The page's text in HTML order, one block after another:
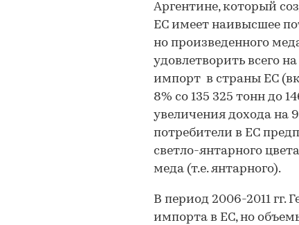
Аргентине, который
ЕС имеет наивысшее
но произведенного
удовлетворить всего
импорт в страны ЕС
8% со 135 325 тонн до
увеличения дохода на
потребители в ЕС
светло-янтарного
меда (т.е. янтарного).
В период 2006-2011
импорта в ЕС, но